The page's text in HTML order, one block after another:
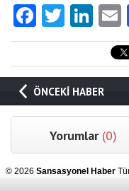
Facebook
ÖNCEKİ HABER
Yorumlar (0)
© 2026 Sansasyonel Haber